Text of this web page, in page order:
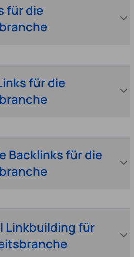
für die
für die
Backlinks für die
Linkbuilding für